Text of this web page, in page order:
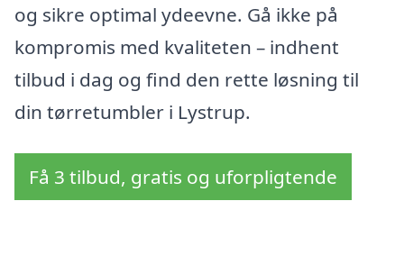
og sikre optimal ydeevne. Gå ikke på
kompromis med kvaliteten – indhent
tilbud i dag og find den rette løsning til
din tørretumbler i Lystrup.
Få 3 tilbud, gratis og uforpligtende